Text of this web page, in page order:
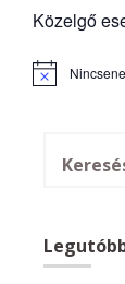
Közelgő
N